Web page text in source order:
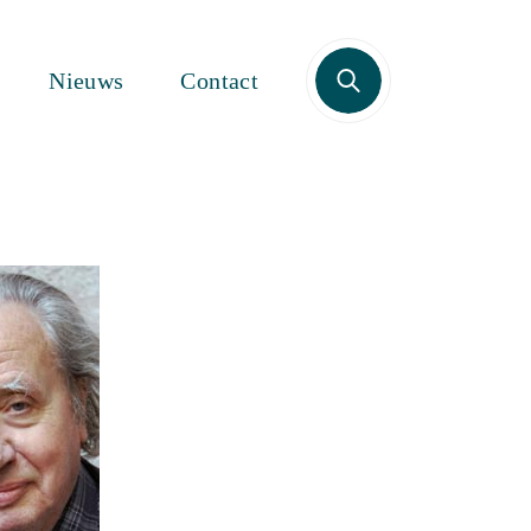
Nieuws Contact
Zoek